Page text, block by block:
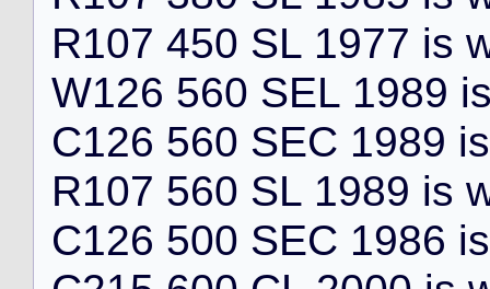
R107 450 SL 1977 is
W126 560 SEL 1989 i
C126 560 SEC 1989 is
R107 560 SL 1989 is
C126 500 SEC 1986 is